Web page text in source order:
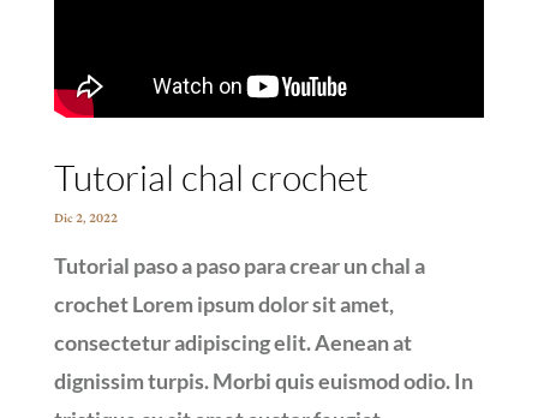
Tutorial chal crochet
Dic 2, 2022
Tutorial paso a paso para crear un chal a
crochet Lorem ipsum dolor sit amet,
consectetur adipiscing elit. Aenean at
dignissim turpis. Morbi quis euismod odio. In